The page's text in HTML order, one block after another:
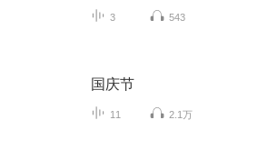
3 543
国庆节
11 2.1万